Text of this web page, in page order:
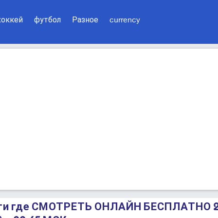
футбол Разное currency
где СМОТРЕТЬ ОНЛАЙН БЕСПЛАТНО